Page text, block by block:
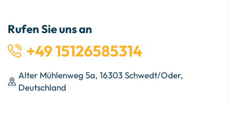
Rufen Sie uns an
+49 15126585314
Alter Mühlenweg 5a, 16303 Schwedt/Oder,
Deutschland